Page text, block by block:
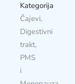
Kategorija
Čajevi,
Digestivni
trakt,
PMS
i